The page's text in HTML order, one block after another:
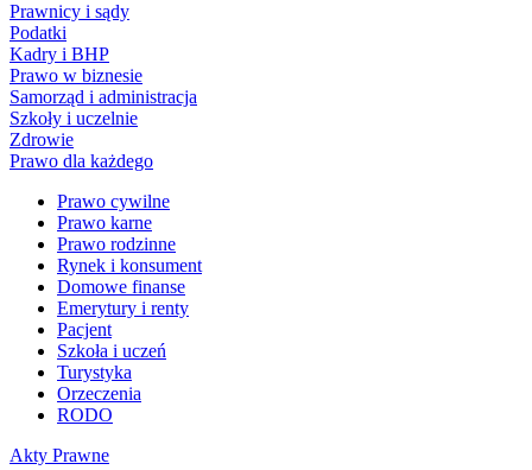
Prawnicy i sądy
Podatki
Kadry i BHP
Prawo w biznesie
Samorząd i administracja
Szkoły i uczelnie
Zdrowie
Prawo dla każdego
Prawo cywilne
Prawo karne
Prawo rodzinne
Rynek i konsument
Domowe finanse
Emerytury i renty
Pacjent
Szkoła i uczeń
Turystyka
Orzeczenia
RODO
Akty Prawne